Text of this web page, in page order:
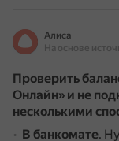
Алиса
Проверить
Онлайн» и не
несколькими
В банкомате.